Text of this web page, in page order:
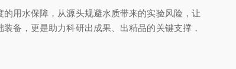
用水保障，从源头规避水质带来的实验风险，让
备，更是助力科研出成果、出精品的关键支撑，